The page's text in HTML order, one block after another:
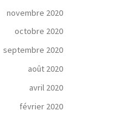
novembre 2020
octobre 2020
septembre 2020
août 2020
avril 2020
février 2020